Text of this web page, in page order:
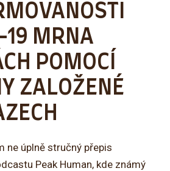
19 MRNA
POMOCÍ
ZALOŽENÉ
ne úplně stručný přepis
Peak Human, kde známý